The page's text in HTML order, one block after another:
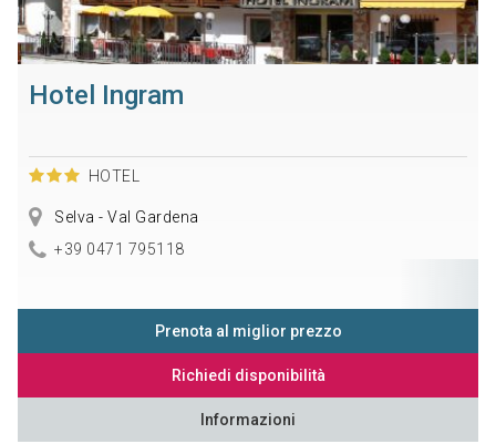
Hotel Ingram
HOTEL
Selva - Val Gardena
+39 0471 795118
Prenota al miglior prezzo
Richiedi disponibilità
Informazioni